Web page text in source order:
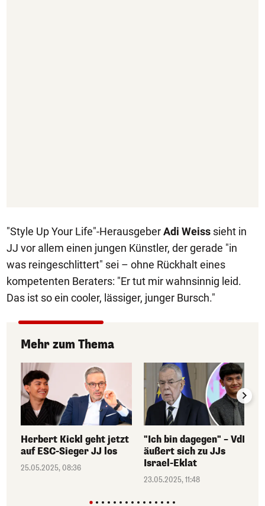
"Style Up Your Life"-HerausgeberAdi Weiss sieht in
JJ vor allem einen jungen Künstler, der gerade "in
was reingeschlittert" sei – ohne Rückhalt eines
kompetenten Beraters: "Er tut mir wahnsinnig leid.
Das ist so ein cooler, lässiger, junger Bursch."
Mehr zum Thema
Herbert Kickl geht jetzt
auf ESC-Sieger JJ los
25.05.2025, 08:36
"Ich bin dagegen" – VdB
äußert sich zu JJs
Israel-Eklat
23.05.2025, 11:48